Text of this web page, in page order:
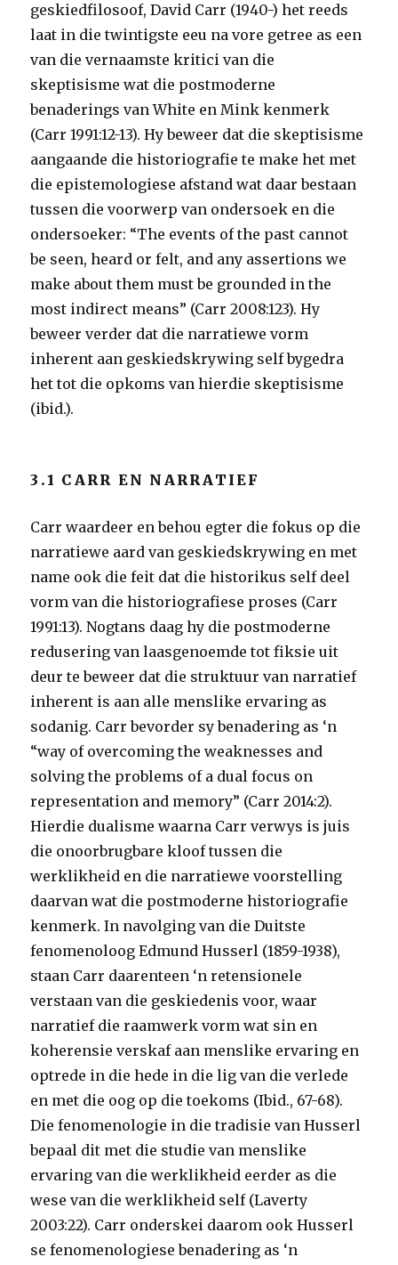
geskiedfilosoof, David Carr (1940-) het reeds
laat in die twintigste eeu na vore getree as een
van die vernaamste kritici van die
skeptisisme wat die postmoderne
benaderings van White en Mink kenmerk
(Carr 1991:12-13). Hy beweer dat die skeptisisme
aangaande die historiografie te make het met
die epistemologiese afstand wat daar bestaan
tussen die voorwerp van ondersoek en die
ondersoeker: “The events of the past cannot
be seen, heard or felt, and any assertions we
make about them must be grounded in the
most indirect means” (Carr 2008:123). Hy
beweer verder dat die narratiewe vorm
inherent aan geskiedskrywing self bygedra
het tot die opkoms van hierdie skeptisisme
(ibid.).
3.1 CARR EN NARRATIEF
Carr waardeer en behou egter die fokus op die
narratiewe aard van geskiedskrywing en met
name ook die feit dat die historikus self deel
vorm van die historiografiese proses (Carr
1991:13). Nogtans daag hy die postmoderne
redusering van laasgenoemde tot fiksie uit
deur te beweer dat die struktuur van narratief
inherent is aan alle menslike ervaring as
sodanig. Carr bevorder sy benadering as ‘n
“way of overcoming the weaknesses and
solving the problems of a dual focus on
representation and memory” (Carr 2014:2).
Hierdie dualisme waarna Carr verwys is juis
die onoorbrugbare kloof tussen die
werklikheid en die narratiewe voorstelling
daarvan wat die postmoderne historiografie
kenmerk. In navolging van die Duitste
fenomenoloog Edmund Husserl (1859-1938),
staan Carr daarenteen ‘n retensionele
verstaan van die geskiedenis voor, waar
narratief die raamwerk vorm wat sin en
koherensie verskaf aan menslike ervaring en
optrede in die hede in die lig van die verlede
en met die oog op die toekoms (Ibid., 67-68).
Die fenomenologie in die tradisie van Husserl
bepaal dit met die studie van menslike
ervaring van die werklikheid eerder as die
wese van die werklikheid self (Laverty
2003:22). Carr onderskei daarom ook Husserl
se fenomenologiese benadering as ‘n